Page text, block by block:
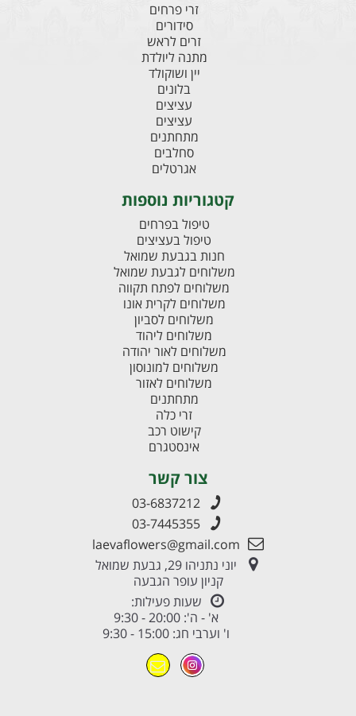
זרי פרחים
סידורים
זרים לראש
מתנה ליולדת
יין ושוקולד
בלונים
עציצים
עציצים
מתחתנים
סחלבים
אגרטלים
קטגוריות נוספות
טיפול בפרחים
טיפול בעציצים
חנות בגבעת שמואל
משלוחים לגבעת שמואל
משלוחים לפתח תקווה
משלוחים לקרית אונו
משלוחים לסביון
משלוחים ליהוד
משלוחים לאור יהודה
משלוחים למונוסון
משלוחים לאזור
מתחתנים
זרי כלה
קישוט רכב
אינסטגרם
צור קשר
03-6837212
03-7445355
laevaflowers@gmail.com
יוני נתניהו 29, גבעת שמואל
קניון עופר הגבעה
שעות פעילות:
א' - ה': 20:00 - 9:30
ו' וערבי חג: 15:00 - 9:30